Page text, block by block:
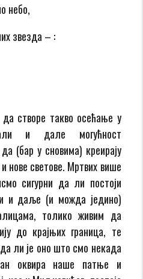
небо,
звезда – :
створе такво осећање у
и дале могућност
(бар у сновима) креирају
нове светове. Мртвих више
сигурни да ли постоји
и даље (и можда једино)
толико живим да
до крајњих граница, те
ли је оно што смо некада
оквира наше патње и